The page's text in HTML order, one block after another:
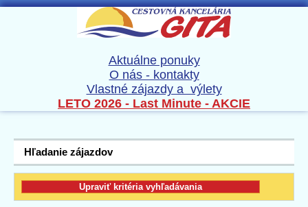
Aktuálne ponuky
O nás - kontakty
Vlastné zájazdy a výlety
LETO 2026 - Last Minute - AKCIE
Hľadanie zájazdov